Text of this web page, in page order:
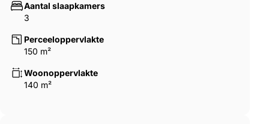
Aantal slaapkamers
3
Perceeloppervlakte
150 m²
Woonoppervlakte
140 m²